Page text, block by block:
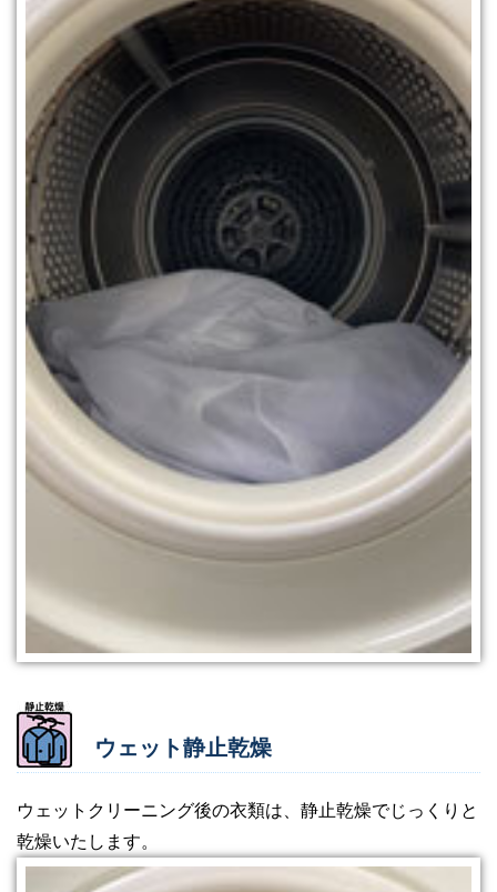
ウェット静止乾燥
ウェットクリーニング後の衣類は、静止乾燥でじっくりと
乾燥いたします。